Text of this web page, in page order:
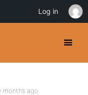
months ago
Log in